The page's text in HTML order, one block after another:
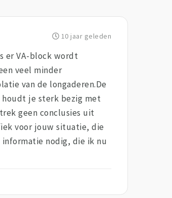
10 jaar geleden
er VA-block wordt
veel minder
van de longaderen.De
je sterk bezig met
geen conclusies uit
voor jouw situatie, die
informatie nodig, die ik nu